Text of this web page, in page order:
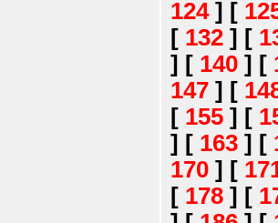
124] [
[ 132 ] [
] [ 140 ] [
147 ] [
[ 155 ] [
] [ 163 ] [
170 ] [
[ 178 ] [